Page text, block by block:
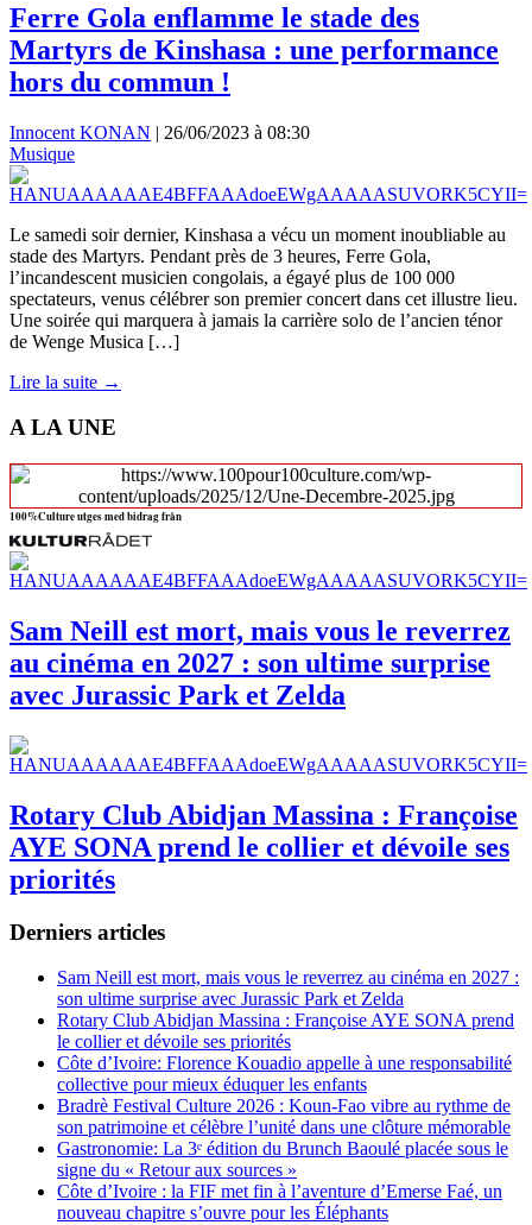
Ferre Gola enflamme le stade des
Martyrs de Kinshasa : une performance
hors du commun !
Innocent KONAN | 26/06/2023 à 08:30
Musique
Le samedi soir dernier, Kinshasa a vécu un moment inoubliable au
stade des Martyrs. Pendant près de 3 heures, Ferre Gola,
l’incandescent musicien congolais, a égayé plus de 100 000
spectateurs, venus célébrer son premier concert dans cet illustre lieu.
Une soirée qui marquera à jamais la carrière solo de l’ancien ténor
de Wenge Musica […]
Lire la suite →
A LA UNE
100%Culture utges med bidrag från
Sam Neill est mort, mais vous le reverrez
au cinéma en 2027 : son ultime surprise
avec Jurassic Park et Zelda
Rotary Club Abidjan Massina : Françoise
AYE SONA prend le collier et dévoile ses
priorités
Derniers articles
Sam Neill est mort, mais vous le reverrez au cinéma en 2027 :
son ultime surprise avec Jurassic Park et Zelda
Rotary Club Abidjan Massina : Françoise AYE SONA prend
le collier et dévoile ses priorités
Côte d’Ivoire: Florence Kouadio appelle à une responsabilité
collective pour mieux éduquer les enfants
Bradrè Festival Culture 2026 : Koun-Fao vibre au rythme de
son patrimoine et célèbre l’unité dans une clôture mémorable
Gastronomie: La 3ᵉ édition du Brunch Baoulé placée sous le
signe du « Retour aux sources »
Côte d’Ivoire : la FIF met fin à l’aventure d’Emerse Faé, un
nouveau chapitre s’ouvre pour les Éléphants